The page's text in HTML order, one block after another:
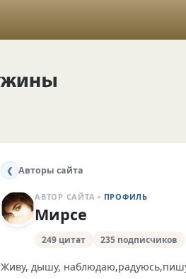
❮ Авторы сайта
АВТОР САЙТА • ПРОФИЛЬ
Мирсе
249 цитат 235 подписчиков
Живу, дышу,